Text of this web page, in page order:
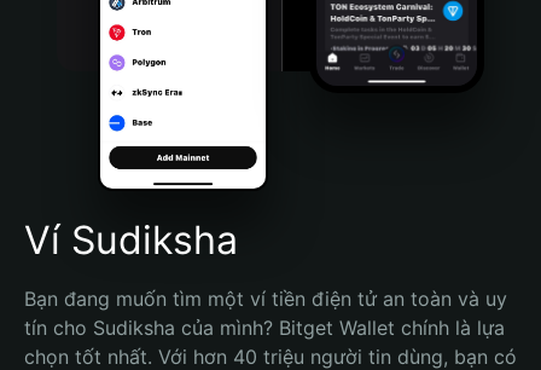
Português (Brasil)
Español (Argentina)
Ví Sudiksha
Bạn đang muốn tìm một ví tiền điện tử an toàn và uy
tín cho Sudiksha của mình? Bitget Wallet chính là lựa
chọn tốt nhất. Với hơn 40 triệu người tin dùng, bạn có